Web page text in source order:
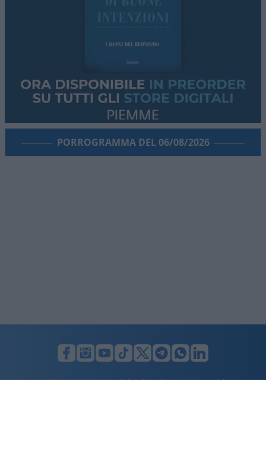
PORROGRAMMA DEL 06/08/2026
LUNIFIN S.r.l. a socio unico. Sede legale Milano, Largo F. Richini, 2/A,